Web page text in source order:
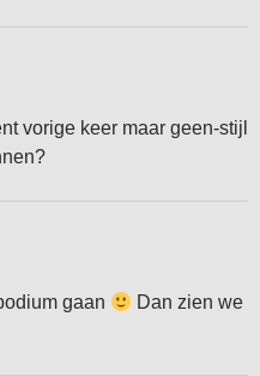
vorige keer maar geen-stijl
gaan
Dan zien we